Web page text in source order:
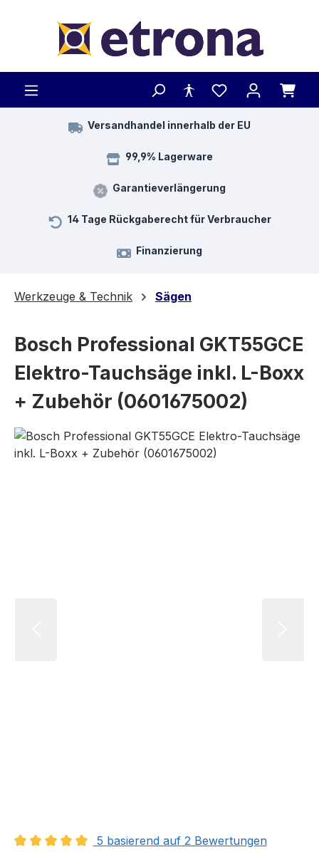
Versandhandel innerhalb der EU
99,9% Lagerware
Garantieverlängerung
14 Tage Rückgaberecht für Verbraucher
Finanzierung
Werkzeuge & Technik Sägen
Bosch Professional GKT55GCE
Elektro-Tauchsäge inkl. L-Boxx
+ Zubehör (0601675002)
Bildergalerie überspringen
5 basierend auf 2 Bewertungen